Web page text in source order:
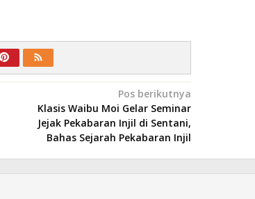
Pos berikutnya
Klasis Waibu Moi Gelar Seminar
Jejak Pekabaran Injil di Sentani,
Bahas Sejarah Pekabaran Injil